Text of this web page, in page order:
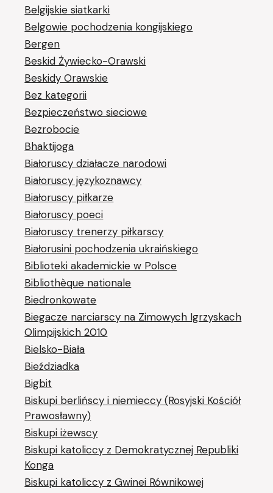
Belgijskie siatkarki
Belgowie pochodzenia kongijskiego
Bergen
Beskid Żywiecko-Orawski
Beskidy Orawskie
Bez kategorii
Bezpieczeństwo sieciowe
Bezrobocie
Bhaktijoga
Białoruscy działacze narodowi
Białoruscy językoznawcy
Białoruscy piłkarze
Białoruscy poeci
Białoruscy trenerzy piłkarscy
Białorusini pochodzenia ukraińskiego
Biblioteki akademickie w Polsce
Bibliothèque nationale
Biedronkowate
Biegacze narciarscy na Zimowych Igrzyskach
Olimpijskich 2010
Bielsko-Biała
Bieździadka
Bigbit
Biskupi berlińscy i niemieccy (Rosyjski Kościół
Prawosławny)
Biskupi iżewscy
Biskupi katoliccy z Demokratycznej Republiki
Konga
Biskupi katoliccy z Gwinei Równikowej